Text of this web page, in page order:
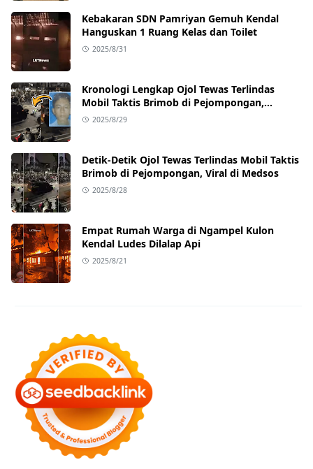
Kebakaran SDN Pamriyan Gemuh Kendal
Hanguskan 1 Ruang Kelas dan Toilet
2025/8/31
Kronologi Lengkap Ojol Tewas Terlindas
Mobil Taktis Brimob di Pejompongan,
Ternyata Sedang Antar Orderan
2025/8/29
Detik-Detik Ojol Tewas Terlindas Mobil Taktis
Brimob di Pejompongan, Viral di Medsos
2025/8/28
Empat Rumah Warga di Ngampel Kulon
Kendal Ludes Dilalap Api
2025/8/21